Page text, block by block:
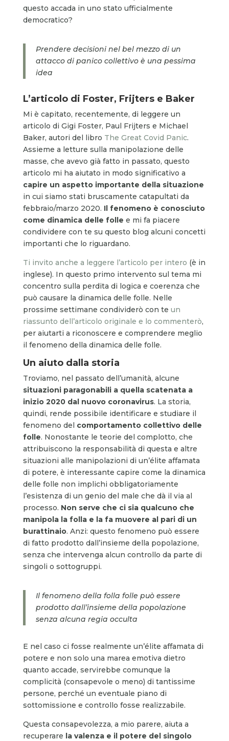
questo accada in uno stato ufficialmente
democratico?
Prendere decisioni nel bel mezzo di un
attacco di panico collettivo è una pessima
idea
L’articolo di Foster, Frijters e Baker
Mi è capitato, recentemente, di leggere un
articolo di Gigi Foster, Paul Frijters e Michael
Baker, autori del libro The Great Covid Panic.
Assieme a letture sulla manipolazione delle
masse, che avevo già fatto in passato, questo
articolo mi ha aiutato in modo significativo a
capire un aspetto importante della situazione
in cui siamo stati bruscamente catapultati da
febbraio/marzo 2020. Il fenomeno è conosciuto
come dinamica delle folle e mi fa piacere
condividere con te su questo blog alcuni concetti
importanti che lo riguardano.
Ti invito anche a leggere l’articolo per intero (è in
inglese). In questo primo intervento sul tema mi
concentro sulla perdita di logica e coerenza che
può causare la dinamica delle folle. Nelle
prossime settimane condividerò con te un
riassunto dell’articolo originale e lo commenterò,
per aiutarti a riconoscere e comprendere meglio
il fenomeno della dinamica delle folle.
Un aiuto dalla storia
Troviamo, nel passato dell’umanità, alcune
situazioni paragonabili a quella scatenata a
inizio 2020 dal nuovo coronavirus. La storia,
quindi, rende possibile identificare e studiare il
fenomeno del comportamento collettivo delle
folle. Nonostante le teorie del complotto, che
attribuiscono la responsabilità di questa e altre
situazioni alle manipolazioni di un’élite affamata
di potere, è interessante capire come la dinamica
delle folle non implichi obbligatoriamente
l’esistenza di un genio del male che dà il via al
processo. Non serve che ci sia qualcuno che
manipola la folla e la fa muovere al pari di un
burattinaio. Anzi: questo fenomeno può essere
di fatto prodotto dall’insieme della popolazione,
senza che intervenga alcun controllo da parte di
singoli o sottogruppi.
Il fenomeno della folla folle può essere
prodotto dall’insieme della popolazione
senza alcuna regia occulta
E nel caso ci fosse realmente un’élite affamata di
potere e non solo una marea emotiva dietro
quanto accade, servirebbe comunque la
complicità (consapevole o meno) di tantissime
persone, perché un eventuale piano di
sottomissione e controllo fosse realizzabile.
Questa consapevolezza, a mio parere, aiuta a
recuperare la valenza e il potere del singolo